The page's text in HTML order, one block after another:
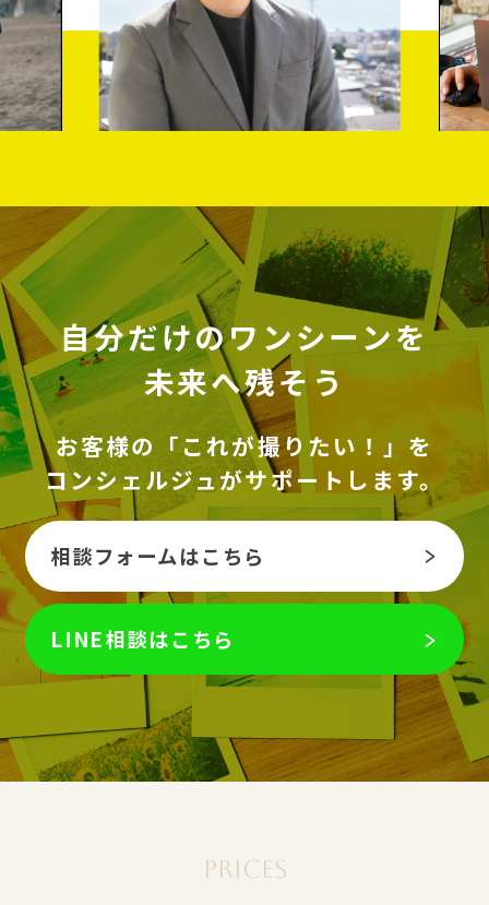
自分だけのワンシーンを
未来へ残そう
お客様の「これが撮りたい！」を
コンシェルジュがサポートします。
相談フォームはこちら
LINE相談はこちら